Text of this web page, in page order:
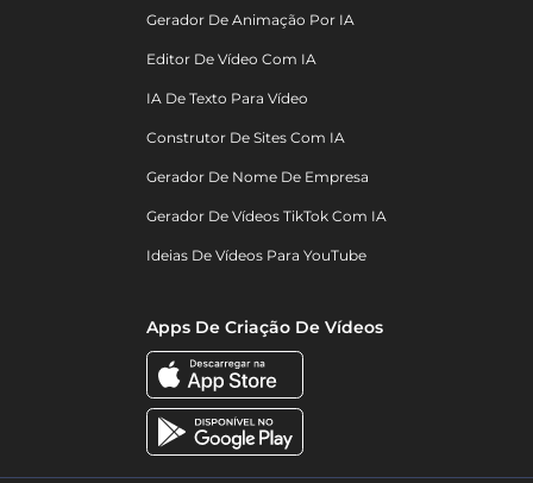
Gerador De Animação Por IA
Editor De Vídeo Com IA
IA De Texto Para Vídeo
Construtor De Sites Com IA
Gerador De Nome De Empresa
Gerador De Vídeos TikTok Com IA
Ideias De Vídeos Para YouTube
Apps De Criação De Vídeos